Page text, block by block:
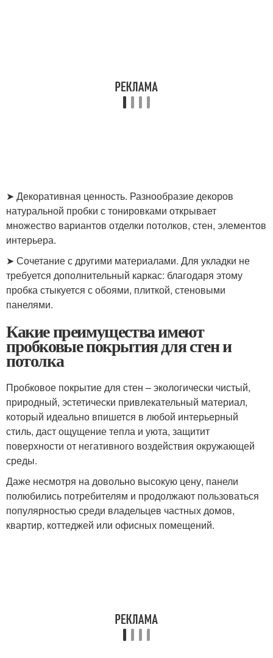
➤ Декоративная ценность. Разнообразие декоров
натуральной пробки с тонировками открывает
множество вариантов отделки потолков, стен, элементов
интерьера.
➤ Сочетание с другими материалами. Для укладки не
требуется дополнительный каркас: благодаря этому
пробка стыкуется с обоями, плиткой, стеновыми
панелями.
Какие преимущества имеют
пробковые покрытия для стен и
потолка
Пробковое покрытие для стен – экологически чистый,
природный, эстетически привлекательный материал,
который идеально впишется в любой интерьерный
стиль, даст ощущение тепла и уюта, защитит
поверхности от негативного воздействия окружающей
среды.
Даже несмотря на довольно высокую цену, панели
полюбились потребителям и продолжают пользоваться
популярностью среди владельцев частных домов,
квартир, коттеджей или офисных помещений.